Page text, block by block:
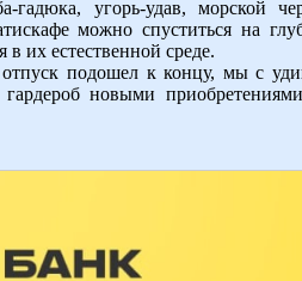
гадюка, угорь-удав, морской
можно спуститься на
в их естественной среде.
подошел к концу, мы с
новыми